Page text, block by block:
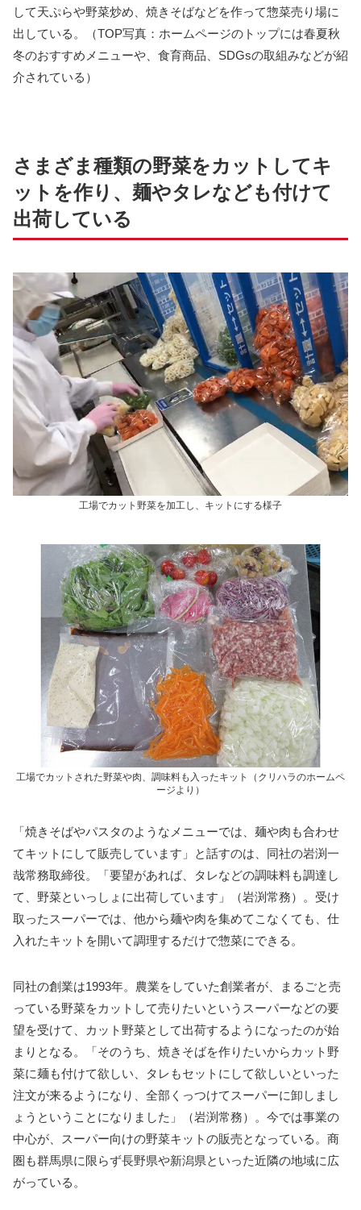
して天ぷらや野菜炒め、焼きそばなどを作って惣菜売り場に
出している。（TOP写真：ホームページのトップには春夏秋
冬のおすすめメニューや、食育商品、SDGsの取組みなどが紹
介されている）
さまざま種類の野菜をカットしてキ
ットを作り、麺やタレなども付けて
出荷している
工場でカット野菜を加工し、キットにする様子
工場でカットされた野菜や肉、調味料も入ったキット（クリハラのホームペ
ージより）
「焼きそばやパスタのようなメニューでは、麺や肉も合わせ
てキットにして販売しています」と話すのは、同社の岩渕一
哉常務取締役。「要望があれば、タレなどの調味料も調達し
て、野菜といっしょに出荷しています」（岩渕常務）。受け
取ったスーパーでは、他から麺や肉を集めてこなくても、仕
入れたキットを開いて調理するだけで惣菜にできる。
同社の創業は1993年。農業をしていた創業者が、まるごと売
っている野菜をカットして売りたいというスーパーなどの要
望を受けて、カット野菜として出荷するようになったのが始
まりとなる。「そのうち、焼きそばを作りたいからカット野
菜に麺も付けて欲しい、タレもセットにして欲しいといった
注文が来るようになり、全部くっつけてスーパーに卸しまし
ょうということになりました」（岩渕常務）。今では事業の
中心が、スーパー向けの野菜キットの販売となっている。商
圏も群馬県に限らず長野県や新潟県といった近隣の地域に広
がっている。